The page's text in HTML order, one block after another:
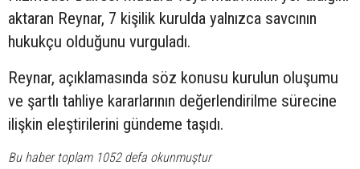
aktaran Reynar, 7 kişilik kurulda yalnızca savcının
hukukçu olduğunu vurguladı.
Reynar, açıklamasında söz konusu kurulun oluşumu
ve şartlı tahliye kararlarının değerlendirilme sürecine
ilişkin eleştirilerini gündeme taşıdı.
Bu haber toplam 1052 defa okunmuştur